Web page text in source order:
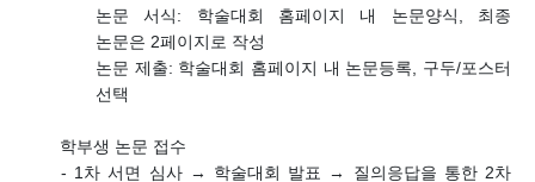
논문 서식: 학술대회 홈페이지 내 논문양식
최종
논문은 2페이지로 작성
논문 제출: 학술대회 홈페이지 내 논문등록 구두/포스터
선택
학부생 논문 접수
- 1 차 서면 심사 → 학술대회 발표 → 질의응답을 통한 2차